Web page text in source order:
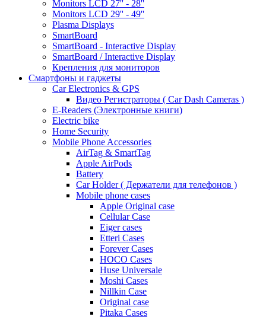
Monitors LCD 27'' - 28''
Monitors LCD 29'' - 49''
Plasma Displays
SmartBoard
SmartBoard - Interactive Display
SmartBoard / Interactive Display
Крепления для мониторов
Смартфоны и гаджеты
Car Electronics & GPS
Видео Регистраторы ( Car Dash Cameras )
E-Readers (Электронные книги)
Electric bike
Home Security
Mobile Phone Accessories
AirTag & SmartTag
Apple AirPods
Battery
Car Holder ( Держатели для телефонов )
Mobile phone cases
Apple Original case
Cellular Case
Eiger cases
Etteri Cases
Forever Cases
HOCO Cases
Huse Universale
Moshi Cases
Nillkin Case
Original case
Pitaka Cases